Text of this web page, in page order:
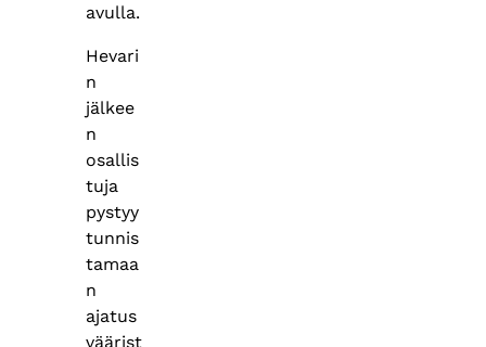
avulla.
Hevari
n
jälkee
n
osallis
tuja
pystyy
tunnis
tamaa
n
ajatus
väärist